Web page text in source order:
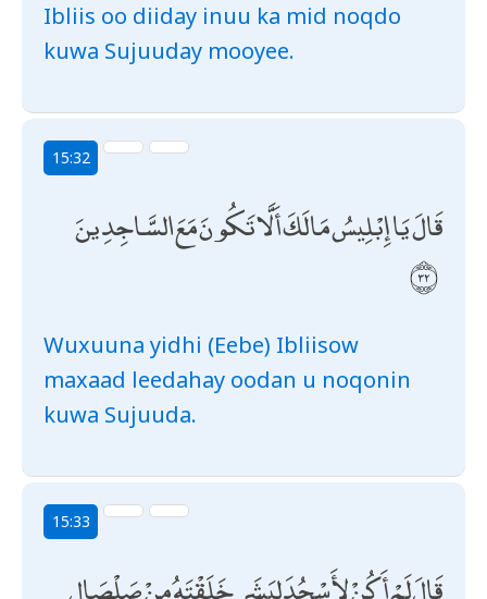
Ibliis oo diiday inuu ka mid noqdo
kuwa Sujuuday mooyee.
15:32
قَالَ يَا إِبْلِيسُ مَا لَكَ أَلَّا تَكُونَ مَعَ السَّاجِدِينَ
Wuxuuna yidhi (Eebe) Ibliisow
maxaad leedahay oodan u noqonin
kuwa Sujuuda.
15:33